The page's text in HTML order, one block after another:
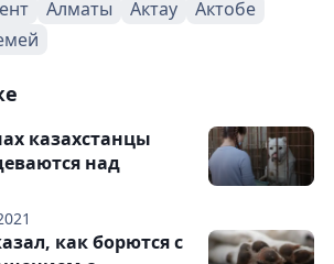
Алматы Актау
Актобе
казахстанцы
над
как борются с